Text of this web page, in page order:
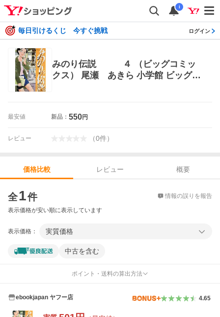
i
毎日引けるくじ 今すぐ挑戦 ログイン
みのり伝説 ４ （ビッグコミッ
クス） 尾瀬 あきら 小学館 ビッグコ
最安値 新品： 550円
レビュー （0件）
価格比較 レビュー
概要
全1件 情報の誤りを報告
表示価格が安い順に表示しています
表示価格： 実質価格
中古を含む
ポイント・送料の算出方法
ebookjapan ヤフー店 4.65